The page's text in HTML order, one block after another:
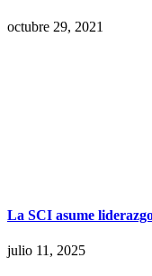
octubre 29, 2021
La SCI asume
julio 11, 2025